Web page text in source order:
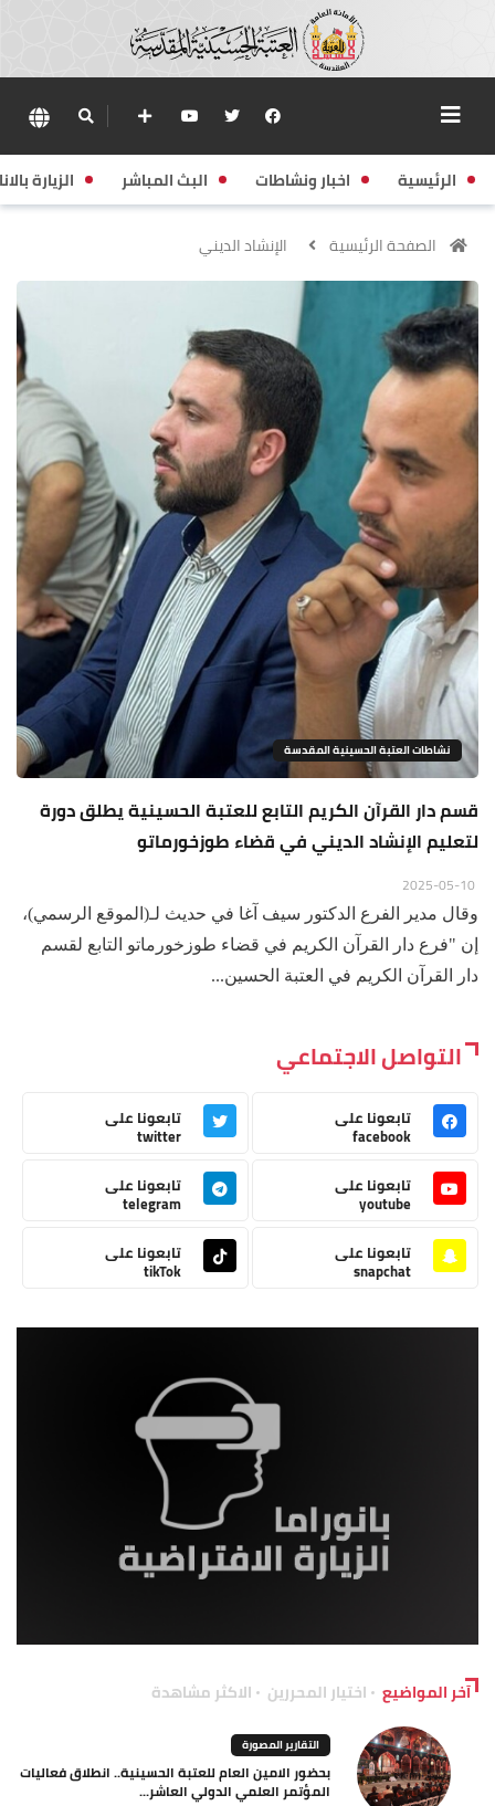
الرئيسية اخبار ونشاطات البث المباشر الزيارة
الصفحة الرئيسية الإنشاد الديني
نشاطات العتبة الحسينية المقدسة
قسم دار القرآن الكريم التابع للعتبة الحسينية يطلق دورة
لتعليم الإنشاد الديني في قضاء طوزخورماتو
وقال مدير الفرع الدكتور سيف آغا في حديث لـ(الموقع الرسمي)،
إن "فرع دار القرآن الكريم في قضاء طوزخورماتو التابع لقسم
دار القرآن الكريم في العتبة الحسين...
التواصل الاجتماعي
تابعونا على
facebook
تابعونا على
twitter
تابعونا على
youtube
تابعونا على
telegram
تابعونا على
snapchat
تابعونا على
tikTok
آخر المواضيع اختيار المحررين الاكثر مشاهدة
التقارير المصورة
بحضور الامين العام للعتبة الحسينية.. انطلاق فعاليات
المؤتمر العلمي الدولي العاشر...